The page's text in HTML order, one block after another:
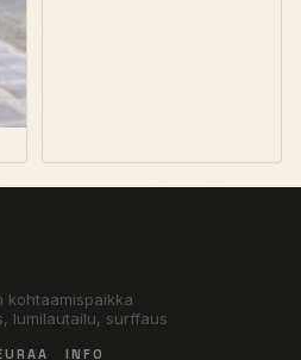
kohtaamispaikka
lumilautailu, surffaus
INFO